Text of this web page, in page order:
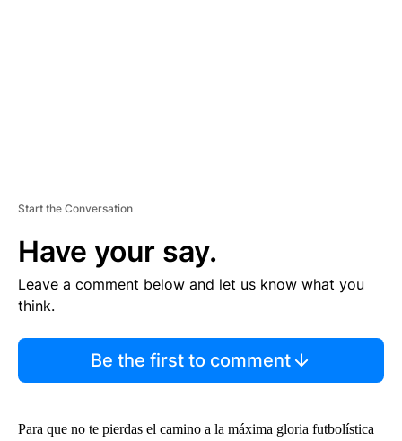
Start the Conversation
Have your say.
Leave a comment below and let us know what you
think.
Be the first to comment
Para que no te pierdas el camino a la máxima gloria futbolística